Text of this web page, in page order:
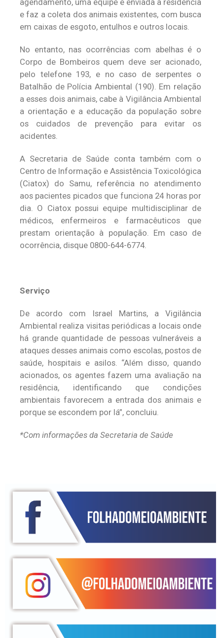
agendamento, uma equipe é enviada à residência
e faz a coleta dos animais existentes, com busca
em caixas de esgoto, entulhos e outros locais.
No entanto, nas ocorrências com abelhas é o
Corpo de Bombeiros quem deve ser acionado,
pelo telefone 193, e no caso de serpentes o
Batalhão de Polícia Ambiental (190). Em relação
a esses dois animais, cabe à Vigilância Ambiental
a orientação e a educação da população sobre
os cuidados de prevenção para evitar os
acidentes.
A Secretaria de Saúde conta também com o
Centro de Informação e Assistência Toxicológica
(Ciatox) do Samu, referência no atendimento
aos pacientes picados que funciona 24 horas por
dia. O Ciatox possui equipe multidisciplinar de
médicos, enfermeiros e farmacêuticos que
prestam orientação à população. Em caso de
ocorrência, disque 0800-644-6774.
Serviço
De acordo com Israel Martins, a Vigilância
Ambiental realiza visitas periódicas a locais onde
há grande quantidade de pessoas vulneráveis a
ataques desses animais como escolas, postos de
saúde, hospitais e asilos. “Além disso, quando
acionados, os agentes fazem uma avaliação na
residência, identificando que condições
ambientais favorecem a entrada dos animais e
porque se escondem por lá”, concluiu.
*Com informações da Secretaria de Saúde